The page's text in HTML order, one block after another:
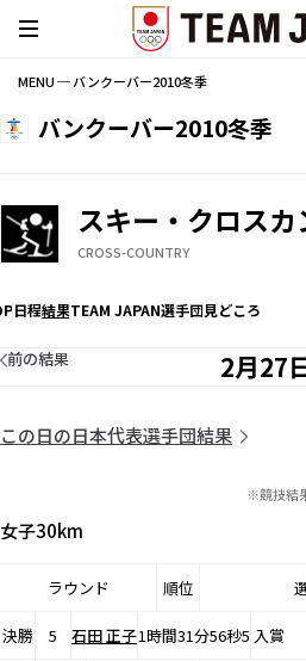
MENU ─ バンクーバー2010冬季
バンクーバー2010冬季
スキー・クロスカ
CROSS-COUNTRY
日程結果TEAM JAPAN選手団見どころ
2月27
前の結果
この日の日本代表選手団結果
※競技結
女子30km
ラウンド 順位
決勝 5 石田 正子1時間31分56秒5 入賞